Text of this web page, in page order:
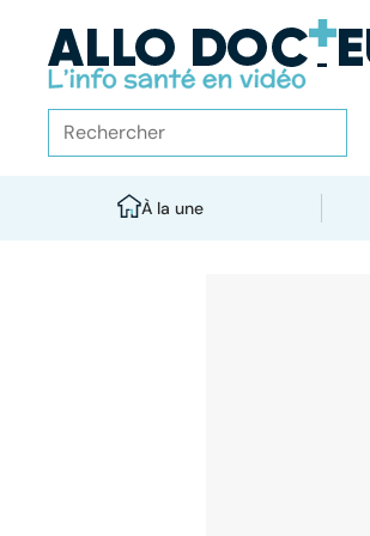
À la une